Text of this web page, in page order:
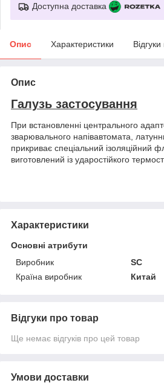
Доступна доставка
Опис Характеристики
Опис
Галузь застосування
При встановленні центрального
зварювального напівавтомата,
прикриває спеціальний ізоляційний
виготовлений із ударостійкого
Характеристики
Основні атрибути
Виробник
SC
Країна виробник
Китай
Відгуки про товар
Ще немає відгуків про цей товар
Умови доставки